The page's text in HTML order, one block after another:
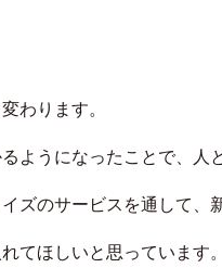
わります。
ようになったことで、⼈
ズのサービスを通して、
てほしいと思っています。